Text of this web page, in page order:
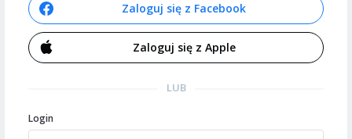
Zaloguj się z Facebook
Zaloguj się z Apple
LUB
Login